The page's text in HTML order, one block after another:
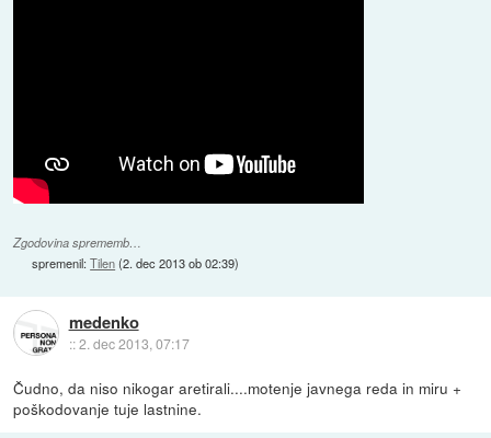
Zgodovina sprememb…
spremenil:Tilen(2. dec 2013 ob 02:39)
medenko
::2. dec 2013, 07:17
Čudno, da niso nikogar aretirali....motenje javnega reda in miru +
poškodovanje tuje lastnine.